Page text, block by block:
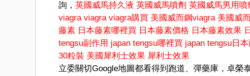
詢， 英國威馬持久液 英國威馬噴劑 英國威馬男用噴
viagra viagra viagra購買 美國威而鋼viagra 美國威
藤素 日本藤素哪裡買 日本藤素價格 日本藤素效果
tengsu副作用 japan tengsu哪裡買 japan tengsu日
30粒裝 美國犀利士效果 犀利士效果
立委關切Google地圖都看得到跑道、彈藥庫，卓榮